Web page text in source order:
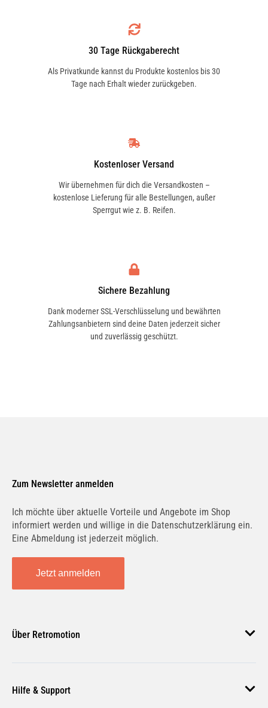
30 Tage Rückgaberecht
Als Privatkunde kannst du Produkte kostenlos bis 30
Tage nach Erhalt wieder zurückgeben.
Kostenloser Versand
Wir übernehmen für dich die Versandkosten –
kostenlose Lieferung für alle Bestellungen, außer
Sperrgut wie z. B. Reifen.
Sichere Bezahlung
Dank moderner SSL-Verschlüsselung und bewährten
Zahlungsanbietern sind deine Daten jederzeit sicher
und zuverlässig geschützt.
Zum Newsletter anmelden
Ich möchte über aktuelle Vorteile und Angebote im Shop
informiert werden und willige in die Datenschutzerklärung ein.
Eine Abmeldung ist jederzeit möglich.
Jetzt anmelden
Über Retromotion
Unsere Jobs
Hilfe & Support